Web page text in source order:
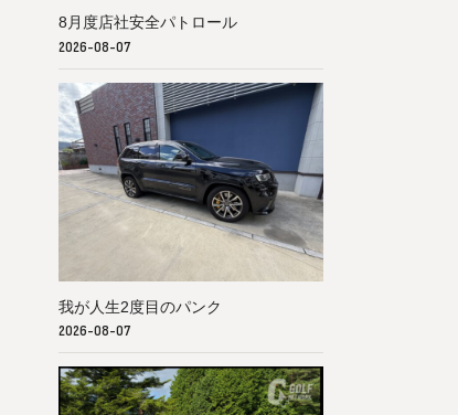
8月度店社安全パトロール
2026-08-07
我が人生2度目のパンク
2026-08-07